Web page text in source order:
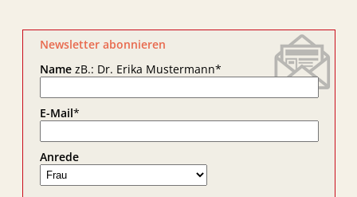
Newsletter abonnieren
NamezB.: Dr. Erika Mustermann*
E-Mail*
Anrede